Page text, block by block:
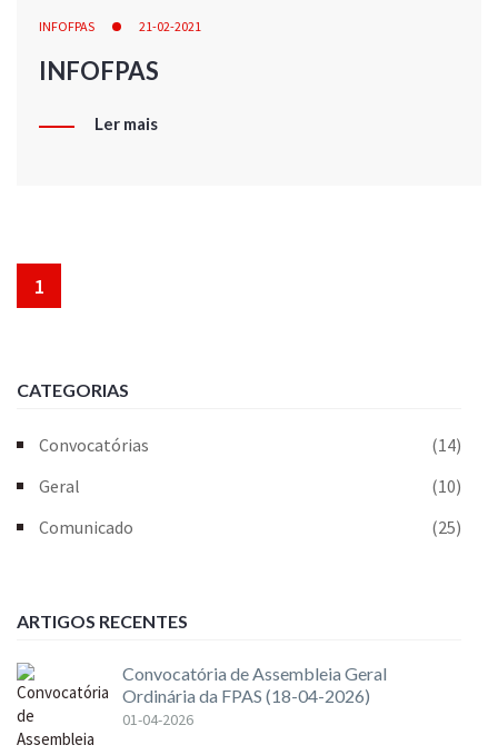
INFOFPAS 21-02-2021
INFOFPAS
Ler mais
1
CATEGORIAS
Convocatórias
(14)
Geral
(10)
Comunicado
(25)
ARTIGOS RECENTES
Convocatória de Assembleia Geral
Ordinária da FPAS (18-04-2026)
01-04-2026